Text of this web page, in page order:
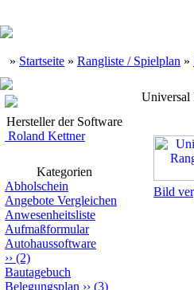
» Startseite » Rangliste / Spielplan »
Hersteller der Software
Roland Kettner
Kategorien
Abholschein
Angebote Vergleichen
Anwesenheitsliste
Aufmaßformular
Autohaussoftware
›› (2)
Bautagebuch
Belegungsplan ›› (3)
Universal
Bild